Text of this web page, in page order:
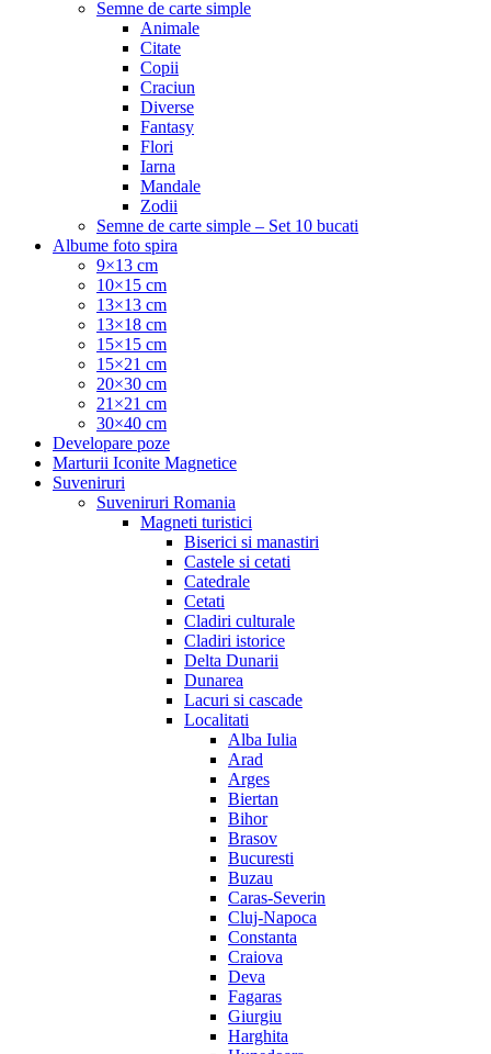
Semne de carte simple
Animale
Citate
Copii
Craciun
Diverse
Fantasy
Flori
Iarna
Mandale
Zodii
Semne de carte simple – Set 10 bucati
Albume foto spira
9×13 cm
10×15 cm
13×13 cm
13×18 cm
15×15 cm
15×21 cm
20×30 cm
21×21 cm
30×40 cm
Developare poze
Marturii Iconite Magnetice
Suveniruri
Suveniruri Romania
Magneti turistici
Biserici si manastiri
Castele si cetati
Catedrale
Cetati
Cladiri culturale
Cladiri istorice
Delta Dunarii
Dunarea
Lacuri si cascade
Localitati
Alba Iulia
Arad
Arges
Biertan
Bihor
Brasov
Bucuresti
Buzau
Caras-Severin
Cluj-Napoca
Constanta
Craiova
Deva
Fagaras
Giurgiu
Harghita